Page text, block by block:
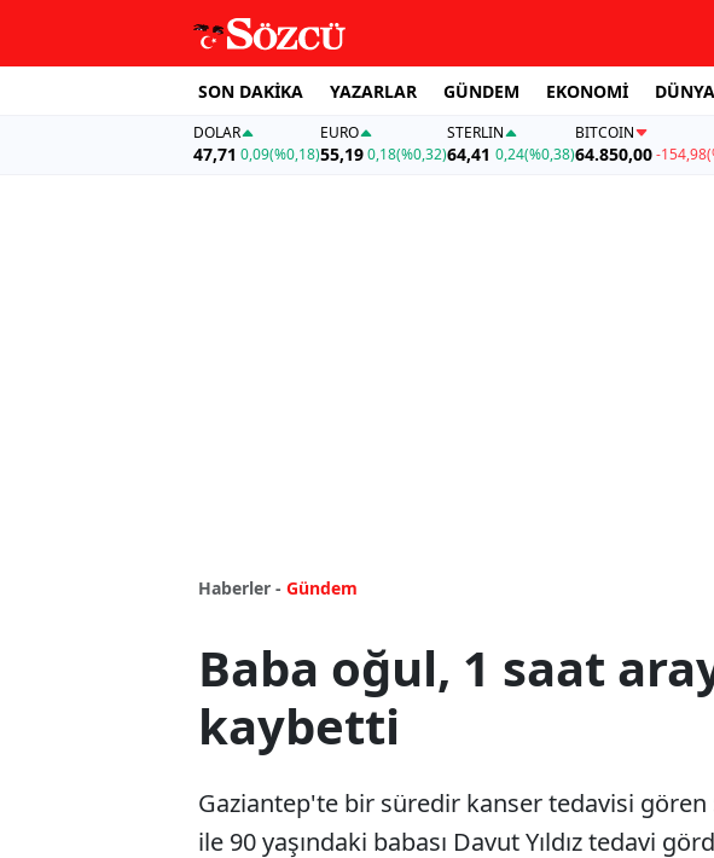
SON DAKİKA YAZARLAR GÜNDEM EKONOMİ DÜNYA
DOLAR
47,71 0,09(%0,18)
EURO
55,19 0,18(%0,32)
STERLIN
64,41 0,24(%0,38)
BITCOIN
64.850,00-154,98
Haberler - Gündem
Baba oğul, 1 saat
kaybetti
Gaziantep'te bir süredir kanser tedavisi gören
ile 90 yaşındaki babası Davut Yıldız tedavi